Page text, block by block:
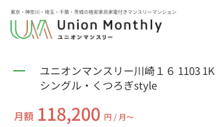
東京・神奈川・埼玉・千葉・茨城の格安家具家電付きマンスリーマンション
ユニオンマンスリー川崎１６ 1103 1K
シングル・くつろぎstyle
月額 118,200 円 / 月〜